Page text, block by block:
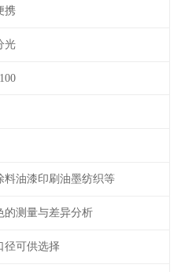
携
光
料油漆印刷油墨纺织等
的测量与差异分析
径可供选择